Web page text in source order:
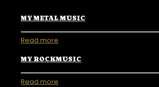
MY METAL MUSIC
Read more
MY ROCKMUSIC
Read more